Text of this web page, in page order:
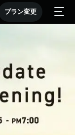
プラン変更